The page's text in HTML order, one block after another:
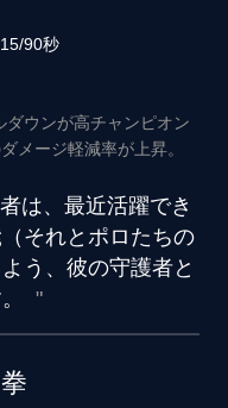
90秒
ダウンが高チャンピオン
メージ軽減率が上昇。
は、最近活躍でき
それとポロたちの
う、彼の守護者と